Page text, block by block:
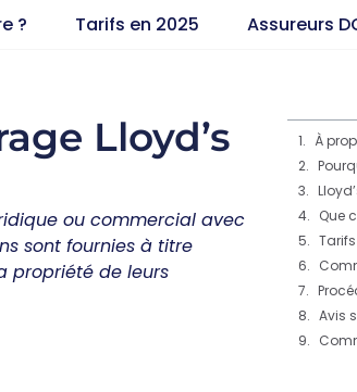
? Tarifs en 2025 Assureurs
Lloyd’s
ou commercial avec
sont fournies à titre
propriété de leurs
À
Avis